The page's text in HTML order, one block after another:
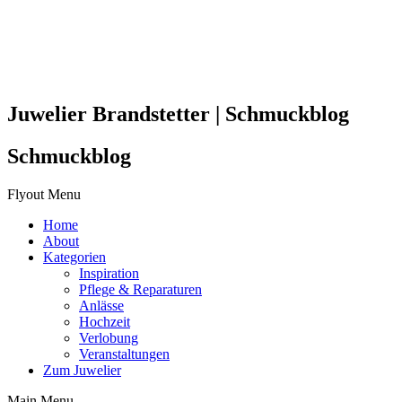
Juwelier Brandstetter | Schmuckblog
Schmuckblog
Flyout Menu
Home
About
Kategorien
Inspiration
Pflege & Reparaturen
Anlässe
Hochzeit
Verlobung
Veranstaltungen
Zum Juwelier